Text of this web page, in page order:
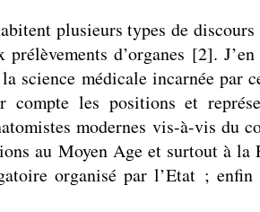
plusieurs types de
d’organes [2].
science médicale incarnée par
compte les positions et
modernes vis-à-vis du
au Moyen Age et surtout à la
organisé par l’Etat ;